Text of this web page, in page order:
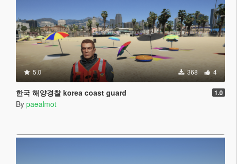
5.0 368 4
한국 해양경찰 korea coast guard 1.0
By paealmot